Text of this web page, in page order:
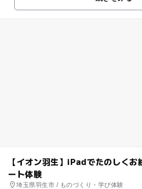
【イオン羽生】iPadでたのしくお
ート体験
埼玉県羽生市 / ものづくり・学び体験